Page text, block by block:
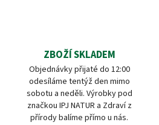
ZBOŽÍ SKLADEM
Objednávky přijaté do 12:00
odesíláme tentýž den mimo
sobotu a neděli. Výrobky pod
značkou IPJ NATUR a Zdraví z
přírody balíme přímo u nás.